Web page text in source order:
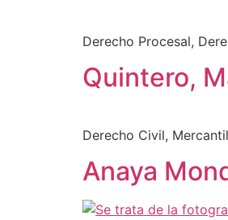
Derecho Procesal,
Quintero,
Derecho Civil,
Anaya